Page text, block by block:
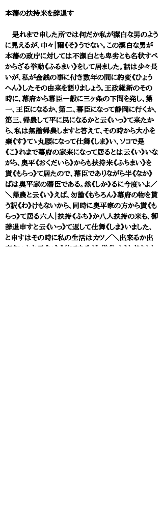
本藩の扶持米を辞退す
是れまで申した所では何だか私が潔白な男のよう
に見えるが、中々｜爾《そ》うでない。この潔白な男が
本藩の政庁に対しては不潔白とも卑劣とも名状すべ
からざる挙動《ふるまい》をして居ました。話は少々長
いが、私が金銭の事に付き数年の間に豹変《ひょう
へん》したその由来を語りましょう。王政維新のその
時に、幕府から幕臣一般に三ヶ条の下問を発し、第
一、王臣になるか、第二、幕臣になって静岡に行くか、
第三、帰農して平に民になるかと云《いっ》て来たか
ら、私は無論帰農しますと答えて、その時から大小を
棄《す》てゝ丸腰になって仕舞《しま》い、ソコで是
《こ》れまで幕府の家来になって居るとは云《い》いな
がら、奥平《おくだいら》からも扶持米《ふちまい》を
貰《もらっ》て居たので、幕臣でありながら半《なか》
ばは奥平家の藩臣である。然《しか》るに今度いよ／
＼帰農と云《い》えば、勿論《もちろん》幕府の物を貰
う訳《わ》けもないから、同時に奥平家の方から貰《も
らっ》て居る六人｜扶持《ふち》か八人扶持の米も、御
辞退申すと云《いっ》て返して仕舞《しま》いました、
と申すはその時に私の生活はカツ／＼出来るか出
来ないかと云《い》う位であるが、併《しか》しドウかし